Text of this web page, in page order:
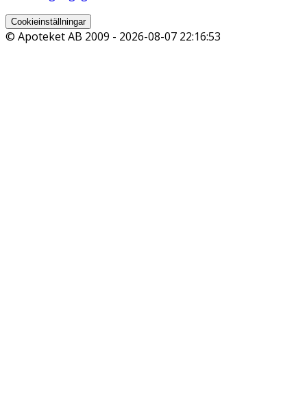
Cookieinställningar
© Apoteket AB 2009 - 2026-08-07 22:16:53